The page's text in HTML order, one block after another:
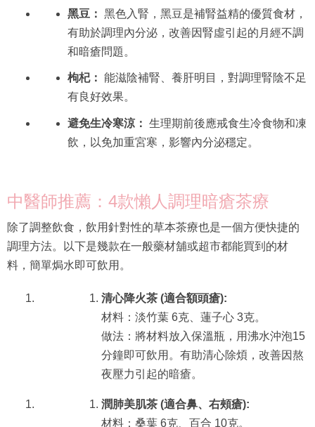
黑豆：
黑色入腎，黑豆是補腎益精的優質食材，
有助於調理內分泌，改善因腎虛引起的月經不調
和暗瘡問題。
枸杞： 能滋陰補腎、養肝明目，對調理腎陰不足
有良好效果。
避免生冷寒涼：
生理期前後應戒食生冷食物和凍
飲，以免加重宮寒，影響內分泌穩定。
中醫師推薦：4款懶人調理暗瘡茶療
除了調整飲食，飲用針對性的草本茶療也是一個方便快捷的
調理方法。以下是幾款在一般藥材舖或超市都能買到的材
料，簡單焗水即可飲用。
清心降火茶 (適合額頭瘡):
材料：淡竹葉 6克、蓮子心 3克。
做法：將材料放入保溫瓶，用沸水沖泡15
分鐘即可飲用。有助清心除煩，改善因熬
夜壓力引起的暗瘡。
潤肺美肌茶 (適合鼻、右頰瘡):
材料：桑葉 6克、百合 10克。